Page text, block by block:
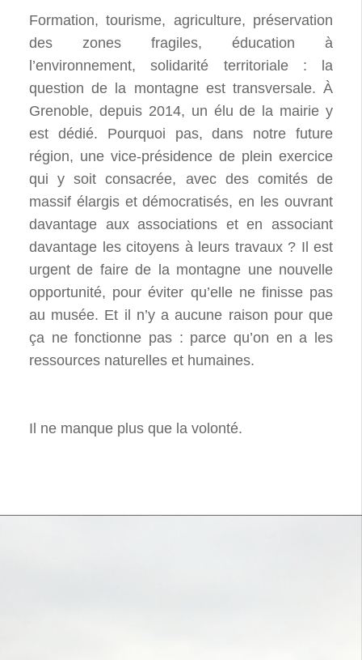
Formation, tourisme, agriculture, préservation
des zones fragiles, éducation à
l’environnement, solidarité territoriale : la
question de la montagne est transversale. À
Grenoble, depuis 2014, un élu de la mairie y
est dédié. Pourquoi pas, dans notre future
région, une vice-présidence de plein exercice
qui y soit consacrée, avec des comités de
massif élargis et démocratisés, en les ouvrant
davantage aux associations et en associant
davantage les citoyens à leurs travaux ? Il est
urgent de faire de la montagne une nouvelle
opportunité, pour éviter qu’elle ne finisse pas
au musée. Et il n’y a aucune raison pour que
ça ne fonctionne pas : parce qu’on en a les
ressources naturelles et humaines.
Il ne manque plus que la volonté.